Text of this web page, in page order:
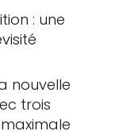
: une
nouvelle
trois